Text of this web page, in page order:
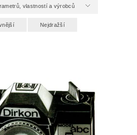
vlastností a výrobců
Nejdražší